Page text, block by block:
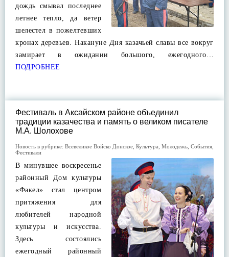
дождь смывал последнее
летнее тепло, да ветер
шелестел в пожелтевших
кронах деревьев. Накануне Дня казачьей славы все вокруг
замирает в ожидании большого, ежегодного…
ПОДРОБНЕЕ
Фестиваль в Аксайском районе объединил
традиции казачества и память о великом писателе
М.А. Шолохове
Новость в рубрике: Всевеликое Войско Донское Культура Молодежь События
Фестивали
В минувшее воскресенье
районный Дом культуры
«Факел» стал центром
притяжения для
любителей народной
культуры и искусства.
Здесь состоялись
ежегодный районный